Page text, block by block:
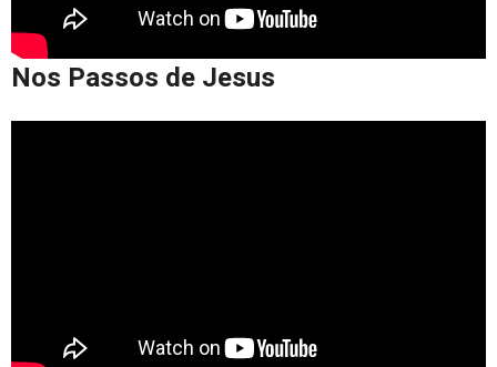
Nos Passos de Jesus